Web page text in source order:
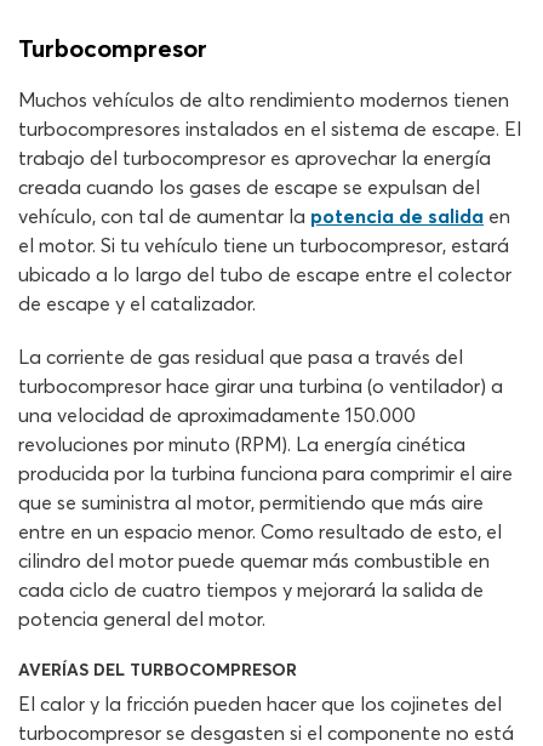
Turbocompresor
Muchos vehículos de alto rendimiento modernos tienen
turbocompresores instalados en el sistema de escape. El
trabajo del turbocompresor es aprovechar la energía
creada cuando los gases de escape se expulsan del
vehículo, con tal de aumentar la potencia de salida en
el motor. Si tu vehículo tiene un turbocompresor, estará
ubicado a lo largo del tubo de escape entre el colector
de escape y el catalizador.
La corriente de gas residual que pasa a través del
turbocompresor hace girar una turbina (o ventilador) a
una velocidad de aproximadamente 150.000
revoluciones por minuto (RPM). La energía cinética
producida por la turbina funciona para comprimir el aire
que se suministra al motor, permitiendo que más aire
entre en un espacio menor. Como resultado de esto, el
cilindro del motor puede quemar más combustible en
cada ciclo de cuatro tiempos y mejorará la salida de
potencia general del motor.
AVERÍAS DEL TURBOCOMPRESOR
El calor y la fricción pueden hacer que los cojinetes del
turbocompresor se desgasten si el componente no está